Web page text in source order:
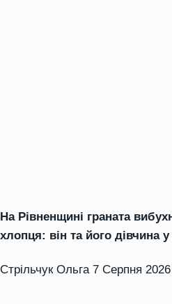
На Рівненщині граната
хлопця: він та його дівчина
Стрільчук Ольга 7 Серпня 2026